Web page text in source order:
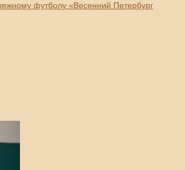
футболу «Весенний Петербург